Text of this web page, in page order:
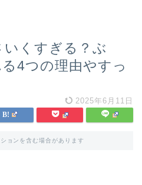
くすぎる？ぶ
4つの理由やすっ
2025年6月11日
ョンを含む場合があります